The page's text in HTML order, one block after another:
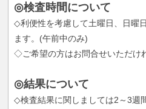
◎検査時間について
◇利便性を考慮して土曜日、日曜
ます。(午前中のみ)
◇ご希望の方はお問合せいただけ
◎結果について
◇検査結果に関しましては2～3週